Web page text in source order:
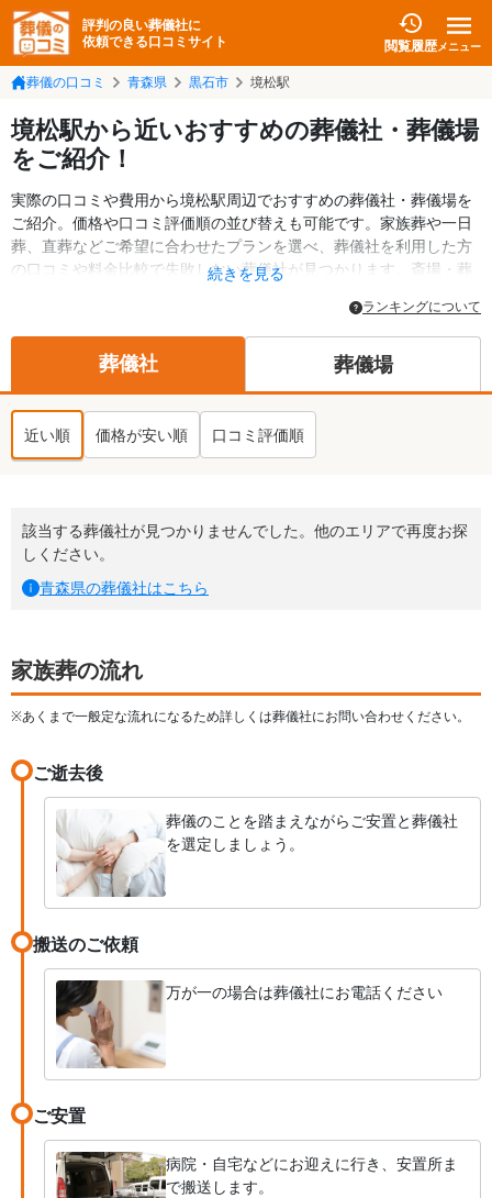
評判の良い葬儀社に
依頼できる口コミサイト
閲覧履歴メニュー
葬儀の口コミ 青森県 黒石市 境松駅
境松駅から近いおすすめの葬儀社・葬儀場
をご紹介！
実際の口コミや費用から境松駅周辺でおすすめの葬儀社・葬儀場を
ご紹介。価格や口コミ評価順の並び替えも可能です。家族葬や一日
葬、直葬などご希望に合わせたプランを選べ、葬儀社を利用した方
の口コミや料金比較で失敗しない葬儀社が見つかります。斎場・葬
も掲載しています。24時間の相談受付で深夜・早朝でも対応可能で
す。
続きを見る
ランキングについて
葬儀社 葬儀場
近い順 価格が安い順 口コミ評価順
該当する葬儀社が見つかりませんでした。他のエリアで再度お探
しください。
青森県の葬儀社はこちら
家族葬の流れ
※あくまで一般定な流れになるため詳しくは葬儀社にお問い合わせください。
ご逝去後
葬儀のことを踏まえながらご安置と葬儀社
を選定しましょう。
搬送のご依頼
万が一の場合は葬儀社にお電話ください
ご安置
病院・自宅などにお迎えに行き、安置所ま
で搬送します。